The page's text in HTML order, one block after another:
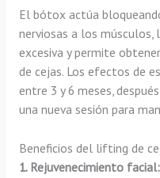
El bótox actúa
nerviosas a los músculos,
excesiva y permite
de cejas. Los efectos de
entre 3 y 6 meses,
una nueva sesión para
Beneficios del lifting de
1. Rejuvenecimiento facial: